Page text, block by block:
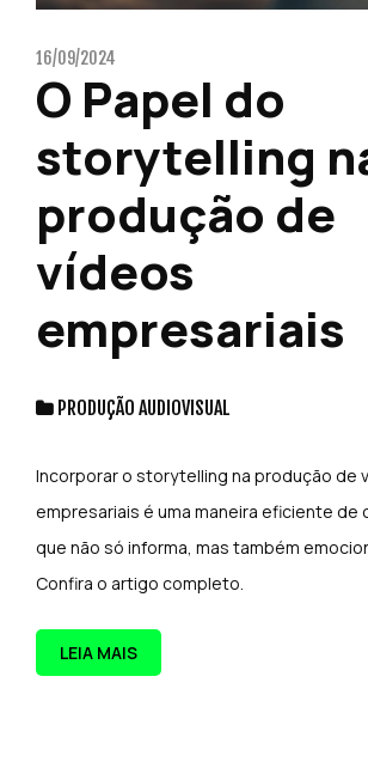
16/09/2024
O Papel do
storytelling
produção de
vídeos
empresariais
PRODUÇÃO AUDIOVISUAL
Incorporar o storytelling na produção de
empresariais é uma maneira eficiente de
que não só informa, mas também
Confira o artigo completo.
LEIA MAIS